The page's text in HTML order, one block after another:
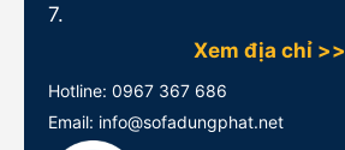
7.
Xem địa chỉ >>
Hotline: 0967 367 686
Email: info@sofadungphat.net